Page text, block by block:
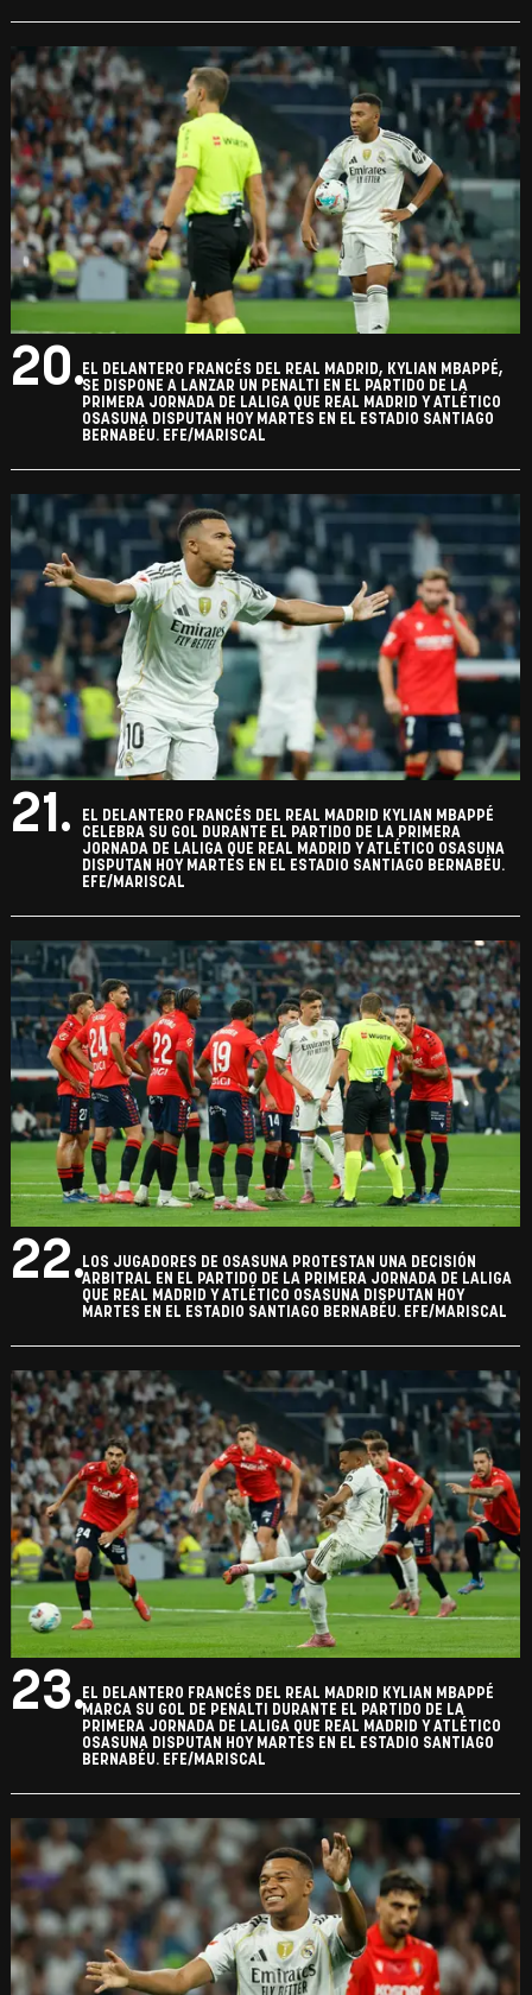
20.EL DELANTERO FRANCÉS DEL REAL MADRID, KYLIAN MBAPPÉ,
SE DISPONE A LANZAR UN PENALTI EN EL PARTIDO DE LA
PRIMERA JORNADA DE LALIGA QUE REAL MADRID Y ATLÉTICO
OSASUNA DISPUTAN HOY MARTES EN EL ESTADIO SANTIAGO
BERNABÉU. EFE/MARISCAL
21.
EL DELANTERO FRANCÉS DEL REAL MADRID KYLIAN MBAPPÉ
CELEBRA SU GOL DURANTE EL PARTIDO DE LA PRIMERA
JORNADA DE LALIGA QUE REAL MADRID Y ATLÉTICO OSASUNA
DISPUTAN HOY MARTES EN EL ESTADIO SANTIAGO BERNABÉU.
EFE/MARISCAL
22.LOS JUGADORES DE OSASUNA PROTESTAN UNA DECISIÓN
ARBITRAL EN EL PARTIDO DE LA PRIMERA JORNADA DE LALIGA
QUE REAL MADRID Y ATLÉTICO OSASUNA DISPUTAN HOY
MARTES EN EL ESTADIO SANTIAGO BERNABÉU. EFE/MARISCAL
23.EL DELANTERO FRANCÉS DEL REAL MADRID KYLIAN MBAPPÉ
MARCA SU GOL DE PENALTI DURANTE EL PARTIDO DE LA
PRIMERA JORNADA DE LALIGA QUE REAL MADRID Y ATLÉTICO
OSASUNA DISPUTAN HOY MARTES EN EL ESTADIO SANTIAGO
BERNABÉU. EFE/MARISCAL